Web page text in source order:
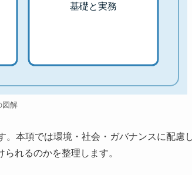
基礎と実務
図解
。本項では環境・社会・ガバナンスに配慮
れるのかを整理します。